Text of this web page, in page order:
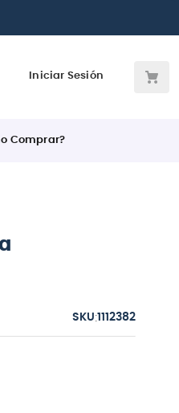
Iniciar Sesión
Comprar?
:1112382